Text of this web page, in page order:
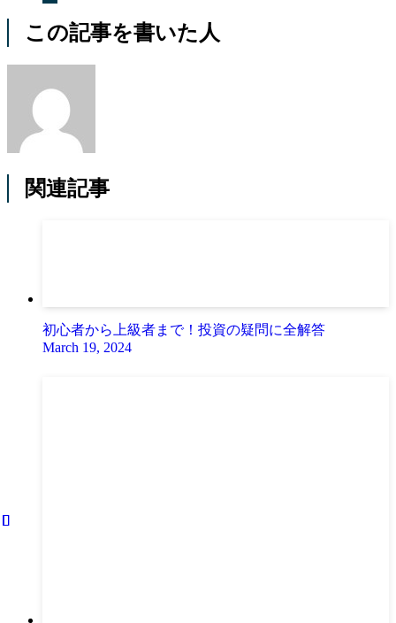
この記事を書いた人
関連記事
初心者から上級者まで！投資の疑問に全解答
March 19, 2024